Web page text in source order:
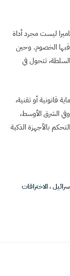
ليست مجرد أداة
الخصوم. وحين
تتحول في
قانونية أو تقنية،
الشرق الأوسط،
بالأجهزة الذكية
،الاختراقات